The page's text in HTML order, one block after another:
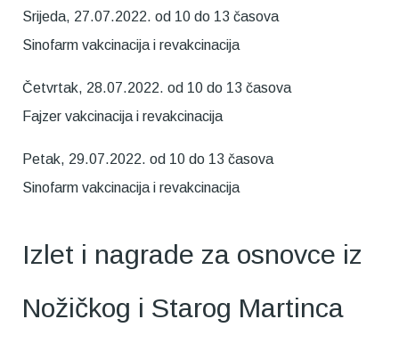
Srijeda, 27.07.2022. od 10 do 13 časova
Sinofarm vakcinacija i revakcinacija
Četvrtak, 28.07.2022. od 10 do 13 časova
Fajzer vakcinacija i revakcinacija
Petak, 29.07.2022. od 10 do 13 časova
Sinofarm vakcinacija i revakcinacija
Izlet i nagrade za osnovce iz
Nožičkog i Starog Martinca